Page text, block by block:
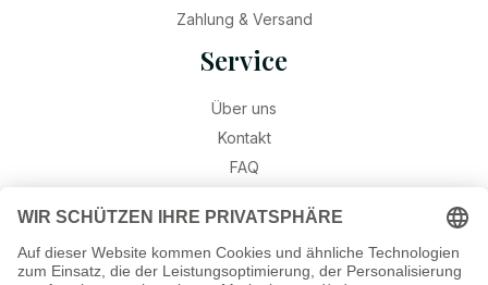
Zahlung & Versand
Service
Über uns
Kontakt
FAQ
Widerruf
Ratgeber